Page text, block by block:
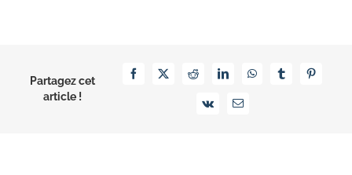
Partagez cet
article !
Facebook
X RedditLinkedInWhatsAppTumblrPinterest
Vk Email